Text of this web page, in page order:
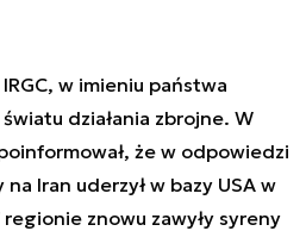
w imieniu państwa
działania zbrojne. W
że w odpowiedzi
Iran uderzył w bazy USA w
znowu zawyły syreny